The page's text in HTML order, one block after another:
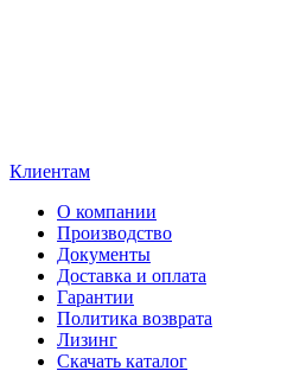
Клиентам
О компании
Производство
Документы
Доставка и оплата
Гарантии
Политика возврата
Лизинг
Скачать каталог